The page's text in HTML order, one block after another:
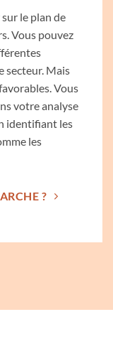
le plan de
Vous pouvez
secteur. Mais
Vous
votre analyse
identifiant les
les
?